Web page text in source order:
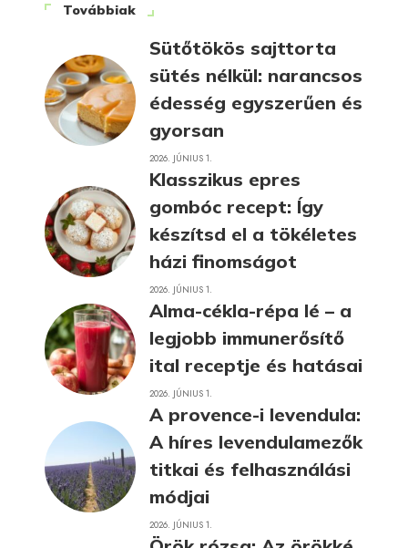
Továbbiak
Sütőtökös sajttorta
sütés nélkül: narancsos
édesség egyszerűen és
gyorsan
2026. JÚNIUS 1.
Klasszikus epres
gombóc recept: Így
készítsd el a tökéletes
házi finomságot
2026. JÚNIUS 1.
Alma-cékla-répa lé – a
legjobb immunerősítő
ital receptje és hatásai
2026. JÚNIUS 1.
A provence-i levendula:
A híres levendulamezők
titkai és felhasználási
módjai
2026. JÚNIUS 1.